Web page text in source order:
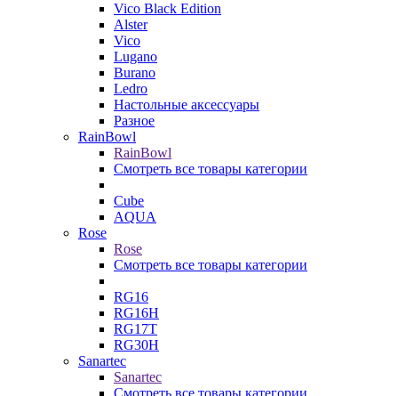
Vico Black Edition
Alster
Vico
Lugano
Burano
Ledro
Настольные аксессуары
Разное
RainBowl
RainBowl
Смотреть все товары категории
Cube
AQUA
Rose
Rose
Смотреть все товары категории
RG16
RG16H
RG17T
RG30H
Sanartec
Sanartec
Смотреть все товары категории